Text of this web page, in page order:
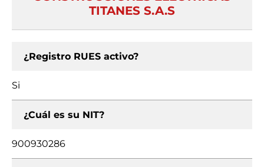
TITANES S.A.S
¿Registro RUES activo?
Si
¿Cuál es su NIT?
900930286